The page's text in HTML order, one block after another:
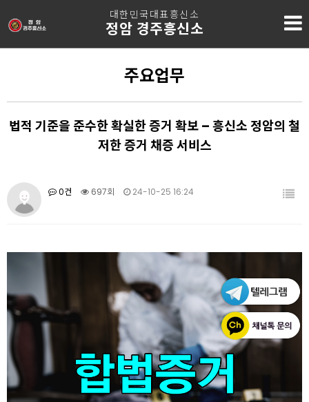
대한민국대표흥신소
정암 경주흥신소
주요업무
법적 기준을 준수한 확실한 증거 확보 – 흥신소 정암의 철
저한 증거 채증 서비스
0건 697회 24-10-25 16:24